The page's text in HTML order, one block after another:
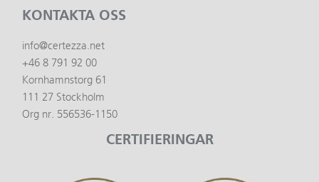
KONTAKTA OSS
info@certezza.net
+46 8 791 92 00
Kornhamnstorg 61
111 27 Stockholm
Org nr. 556536-1150
CERTIFIERINGAR